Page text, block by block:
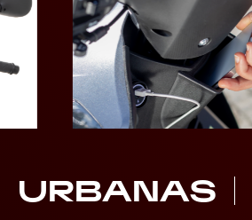
URBANAS